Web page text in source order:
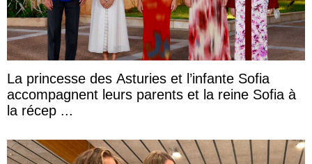
La princesse des Asturies et l’infante Sofia
accompagnent leurs parents et la reine Sofia à
la récep ...